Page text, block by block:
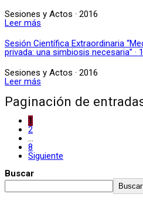
Sesiones y Actos · 2016
Leer más
Sesión Científica Extraordinaria
privada: una simbiosis necesaria” ·
Sesiones y Actos · 2016
Leer más
Paginación de
1
2
…
8
Siguiente
Buscar
Buscar